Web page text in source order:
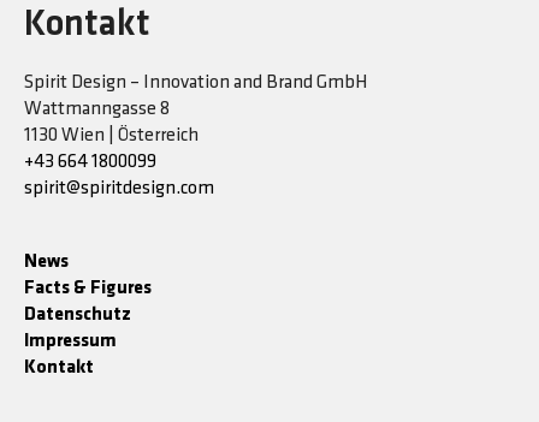
Kontakt
Spirit Design – Innovation and Brand GmbH
Wattmanngasse 8
1130 Wien | Österreich
+43 664 1800099
spirit@spiritdesign.com
News
Facts & Figures
Datenschutz
Impressum
Kontakt